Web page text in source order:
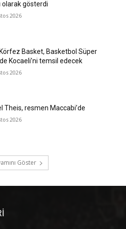
olarak gösterdi
2026
Basket, Basketbol Süper
Kocaeli’ni temsil edecek
2026
Theis, resmen Maccabi’de
2026
Göster